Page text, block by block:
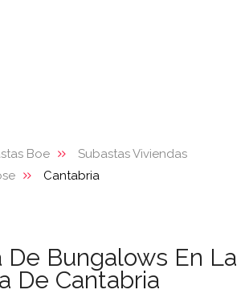
Boe
Subastas Viviendas
Cantabria
De Bungalows En La
De Cantabria